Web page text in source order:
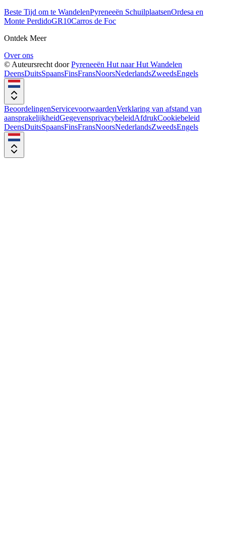
Beste Tijd om te WandelenPyreneeën SchuilplaatsenOrdesa en
Monte PerdidoGR10Carros de Foc
Ontdek Meer
Over ons
© Auteursrecht door Pyreneeën Hut naar Hut Wandelen
DeensDuitsSpaansFinsFransNoorsNederlandsZweedsEngels
BeoordelingenServicevoorwaardenVerklaring van afstand van
aansprakelijkheidGegevensprivacybeleidAfdrukCookiebeleid
DeensDuitsSpaansFinsFransNoorsNederlandsZweedsEngels